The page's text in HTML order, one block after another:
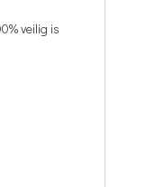
veilig is